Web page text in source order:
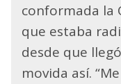
conformada la
que estaba
desde que
movida así.